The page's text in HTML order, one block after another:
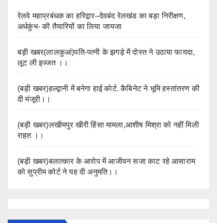
रेलवे महाप्रबंधक का हरिद्वार–देवबंद रेलखंड का बड़ा निरीक्षण,
अर्धकुंभ- की तैयारियों का लिया जायजा
बड़ी खबर(लालकुआं)पति-पत्नी के झगड़े में दोस्त ने उठाया फायदा,
लूट ली इज्जत ।।
(बड़ी खबर)हल्द्वानी में बनेगा हाई कोर्ट. कैबिनेट ने भूमि हस्तांतरण की
दी मंजूरी।।
(बड़ी खबर)लखीमपुर खीरी हिंसा मामला,आशीष मिश्रा को नहीं मिली
राहत ।।
(बड़ी खबर)बलात्कार के आरोप में आजीवन सजा काट रहे आसाराम
को सुप्रीम कोर्ट ने यह दी अनुमति।।